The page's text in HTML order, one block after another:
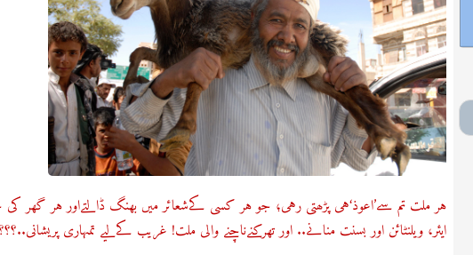
ہر ملت تم سے’اعوذ‘ہی پڑھتی رہی؛ جو ہر کسی کےشعائر میں بھنگ ڈالتےاور ہر گھر کی
ایئر، ویلنٹائن اور بسنت منانے.. اور تھرکنےناچنے والی ملت! غریب کےلیے تمہاری